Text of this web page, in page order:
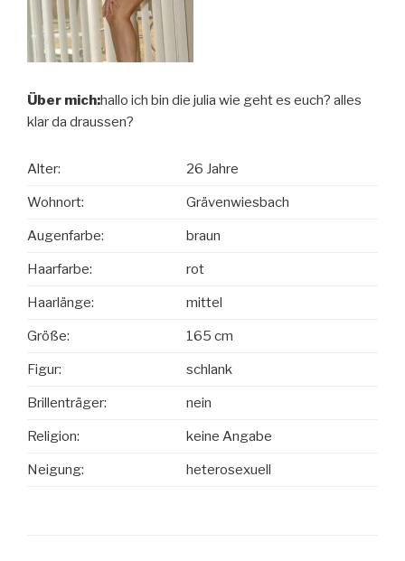
Über mich:hallo ich bin die julia wie geht es euch? alles
klar da draussen?
Alter: 26 Jahre
Wohnort: Grävenwiesbach
Augenfarbe: braun
Haarfarbe: rot
Haarlänge: mittel
Größe: 165 cm
Figur: schlank
Brillenträger: nein
Religion: keine Angabe
Neigung: heterosexuell